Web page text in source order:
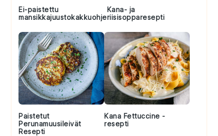
Ei-paistettu
mansikkajuustokakkuohje
Kana- ja
riisisopparesepti
Paistetut
Perunamuusileivät
Resepti
Kana Fettuccine -
resepti